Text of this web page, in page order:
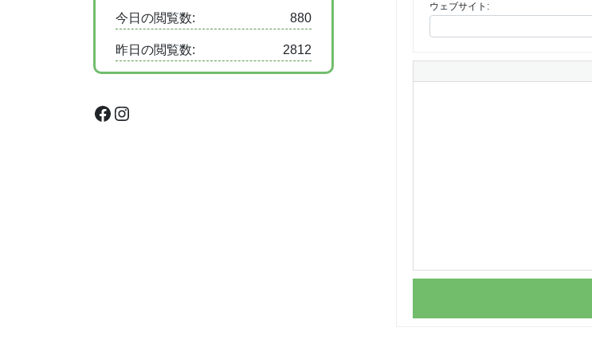
ウェブサイト:
880
今日の閲覧数:
2812
昨日の閲覧数:
Facebook
Instagram